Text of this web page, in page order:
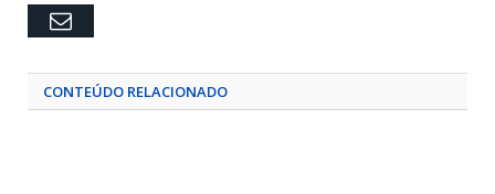
Email
CONTEÚDO RELACIONADO